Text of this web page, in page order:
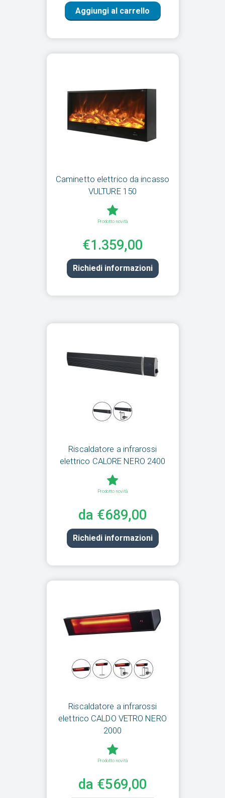
Aggiungi al carrello
Caminetto elettrico da incasso
VULTURE 150
Prodotto novità
€1.359,00
Richiedi informazioni
Riscaldatore a infrarossi
elettrico CALORE NERO 2400
Prodotto novità
da €689,00
Richiedi informazioni
Riscaldatore a infrarossi
elettrico CALDO VETRO NERO
2000
Prodotto novità
da €569,00